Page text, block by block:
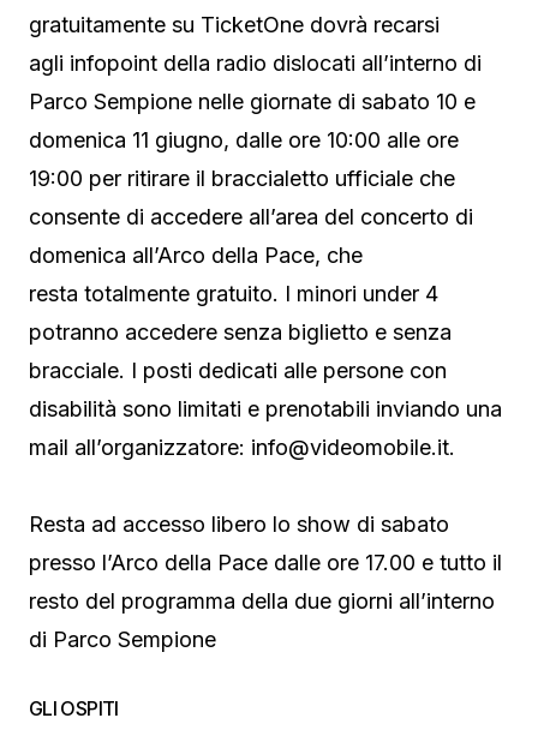
gratuitamente su TicketOne dovrà recarsi
agli infopoint della radio dislocati all’interno di
Parco Sempione nelle giornate di sabato 10 e
domenica 11 giugno, dalle ore 10:00 alle ore
19:00 per ritirare il braccialetto ufficiale che
consente di accedere all’area del concerto di
domenica all’Arco della Pace, che
resta totalmente gratuito. I minori under 4
potranno accedere senza biglietto e senza
bracciale. I posti dedicati alle persone con
disabilità sono limitati e prenotabili inviando una
mail all’organizzatore: info@videomobile.it.
Resta ad accesso libero lo show di sabato
presso l’Arco della Pace dalle ore 17.00 e tutto il
resto del programma della due giorni all’interno
di Parco Sempione
GLI OSPITI